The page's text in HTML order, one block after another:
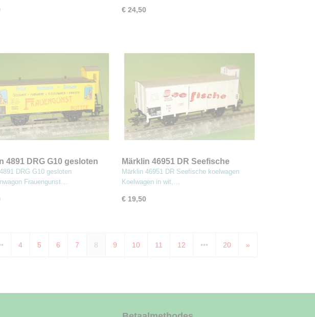
€ 24,50
4891 DRG G10 gesloten
Frauengunst
DRG G10 gesloten
Frauengunst…
Märklin 46951 DR Seefische
koelwagen
Märklin 46951 DR Seefische koelwagen
Koelwagen in wit,…
€ 19,50
4 5 6 7 8 9 10 11 12 ••• 20 »